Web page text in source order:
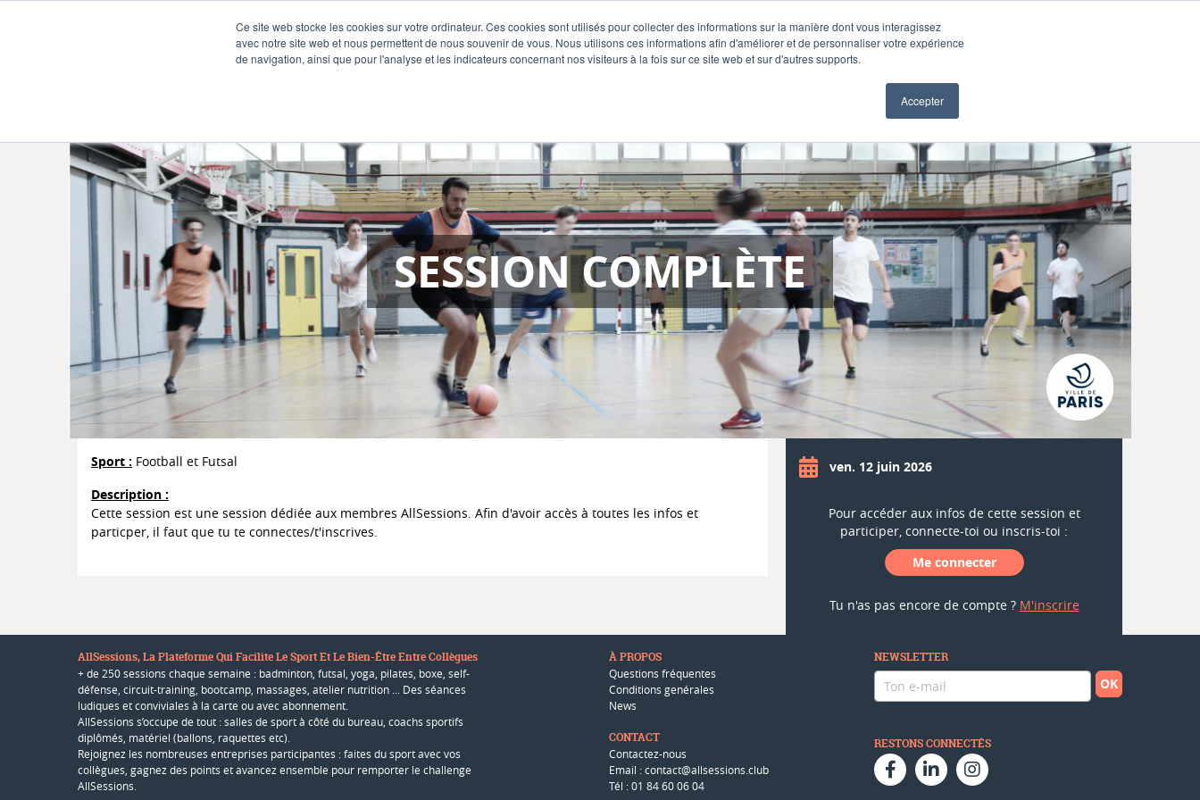
Ce site web stocke les cookies sur votre ordinateur. Ces cookies sont utilisés pour collecter des informations sur la manière dont vous interagissez
avec notre site web et nous permettent de nous souvenir de vous. Nous utilisons ces informations afin d'améliorer et de personnaliser votre expérience
de navigation, ainsi que pour l'analyse et les indicateurs concernant nos visiteurs à la fois sur ce site web et sur d'autres supports.
Accepter
FUTSAL - JAPY
SESSION COMPLÈTE
ven. 12 juin 2026
Pour accéder aux infos de cette session et
participer, connecte-toi ou inscris-toi :
Me connecter
Tu n'as pas encore de compte ? M'inscrire
Sport : Football et Futsal
Description :
Cette session est une session dédiée aux membres AllSessions. Afin d'avoir accès à toutes les infos et
particper, il faut que tu te connectes/t'inscrives.
AllSessions, La Plateforme Qui Facilite Le Sport Et Le Bien-Être Entre Collègues
+ de 250 sessions chaque semaine : badminton, futsal, yoga, pilates, boxe, self-
défense, circuit-training, bootcamp, massages, atelier nutrition ... Des séances
ludiques et conviviales à la carte ou avec abonnement.
AllSessions s’occupe de tout : salles de sport à côté du bureau, coachs sportifs
diplômés, matériel (ballons, raquettes etc).
Rejoignez les nombreuses entreprises participantes : faites du sport avec vos
collègues, gagnez des points et avancez ensemble pour remporter le challenge
AllSessions.
À PROPOS
Questions fréquentes
Conditions genérales
News
CONTACT
Contactez-nous
Email : contact@allsessions.club
Tél : 01 84 60 06 04
NEWSLETTER
RESTONS CONNECTÉS